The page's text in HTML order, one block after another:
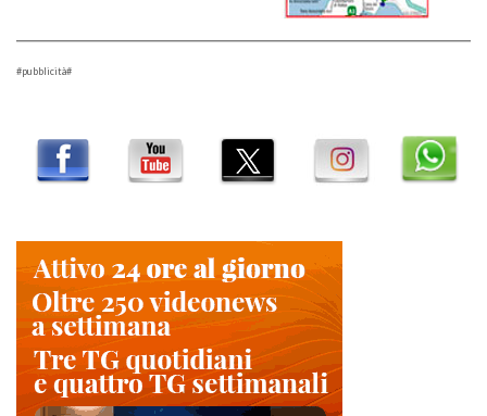
#pubblicità#